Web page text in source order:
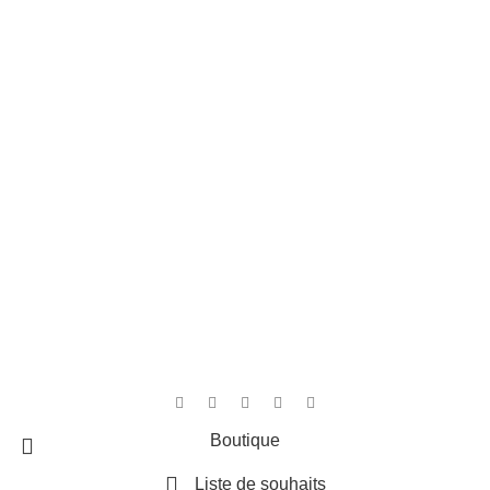
Boutique
Liste de souhaits